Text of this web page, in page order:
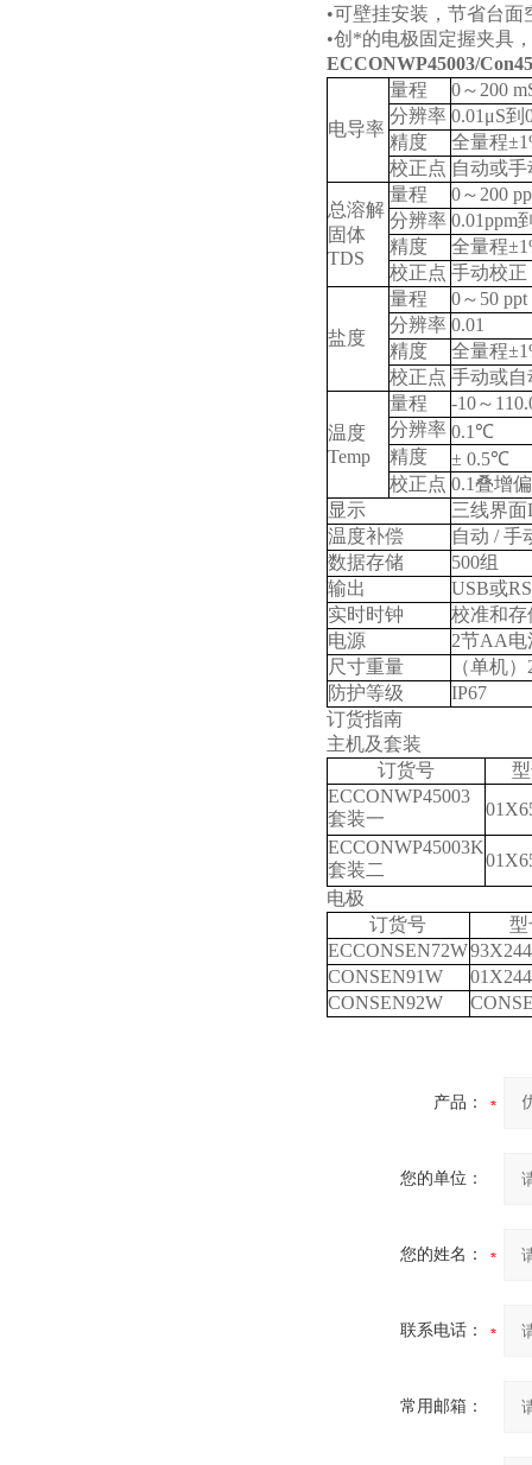
•可壁挂安装，节省台面
•创*的电极固定握夹具
ECCONWP45003/
电导率
量程 0～ 200
分辨率 0.01μS到
精度
全量程
校正点 自动或
总溶解
固体
TDS
量程 0～ 200
分辨率 0.01ppm
精度
全量程
校正点 手动校正
盐度
量程 0～ 50 ppt
分辨率 0.01
精度
全量程
校正点 手动或自
温度
Temp
量程 -10～
分辨率 0.1℃
精度
± 0.5℃
校正点 0.1叠增
显示
三线界面
温度补偿
自动 /手
数据存储
500组
输出
USB或
实时时钟
校准和存
电源
2节AA电
尺寸重量
（单机）
防护等级
IP67
订货指南
主机及套装
订货号
ECCONWP45003
套装一
ECCONWP45003K
套装二
电极
订货号
型
ECCONSEN72W
CONSEN91W
CONSEN92W
产品：
您的单位：
您的姓名：
联系电话：
常用邮箱：